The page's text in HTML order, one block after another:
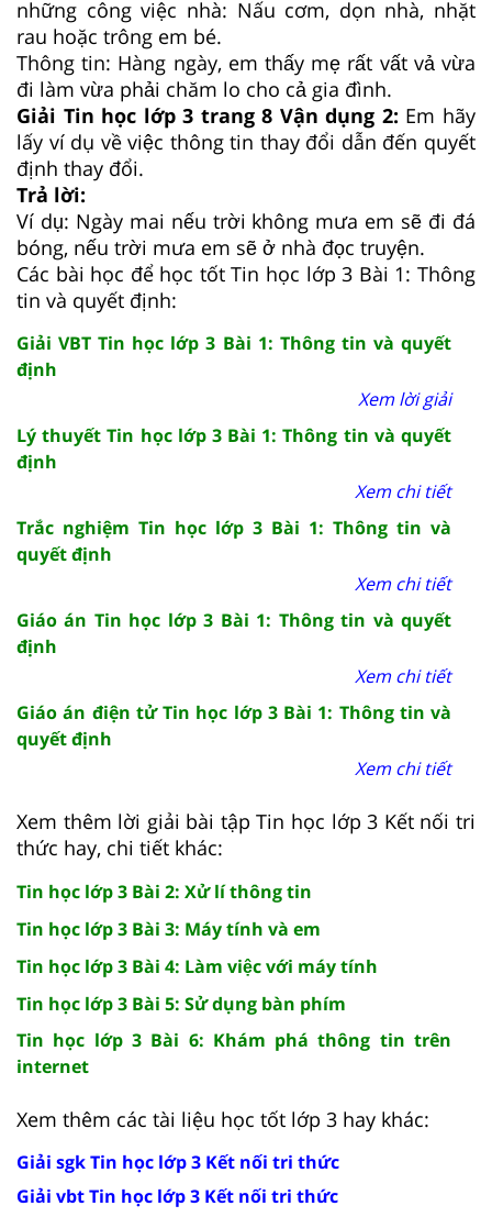
những công việc nhà: Nấu cơm, dọn nhà, nhặt
rau hoặc trông em bé.
Thông tin: Hàng ngày, em thấy mẹ rất vất vả vừa
đi làm vừa phải chăm lo cho cả gia đình.
Giải Tin học lớp 3 trang 8 Vận dụng 2: Em hãy
lấy ví dụ về việc thông tin thay đổi dẫn đến quyết
định thay đổi.
Trả lời:
Ví dụ: Ngày mai nếu trời không mưa em sẽ đi đá
bóng, nếu trời mưa em sẽ ở nhà đọc truyện.
Các bài học để học tốt Tin học lớp 3 Bài 1: Thông
tin và quyết định:
Giải VBT Tin học lớp 3 Bài 1: Thông tin và quyết
định
Xem lời giải
Lý thuyết Tin học lớp 3 Bài 1: Thông tin và quyết
định
Xem chi tiết
Trắc nghiệm Tin học lớp 3 Bài 1: Thông tin và
quyết định
Xem chi tiết
Giáo án Tin học lớp 3 Bài 1: Thông tin và quyết
định
Xem chi tiết
Giáo án điện tử Tin học lớp 3 Bài 1: Thông tin và
quyết định
Xem chi tiết
Xem thêm lời giải bài tập Tin học lớp 3 Kết nối tri
thức hay, chi tiết khác:
Tin học lớp 3 Bài 2: Xử lí thông tin
Tin học lớp 3 Bài 3: Máy tính và em
Tin học lớp 3 Bài 4: Làm việc với máy tính
Tin học lớp 3 Bài 5: Sử dụng bàn phím
Tin học lớp 3 Bài 6: Khám phá thông tin trên
internet
Xem thêm các tài liệu học tốt lớp 3 hay khác:
Giải sgk Tin học lớp 3 Kết nối tri thức
Giải vbt Tin học lớp 3 Kết nối tri thức